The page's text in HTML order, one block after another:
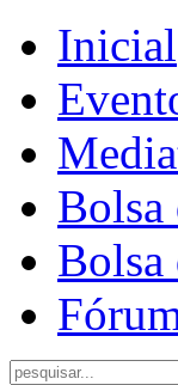
Inicial
Bolsa
Bolsa